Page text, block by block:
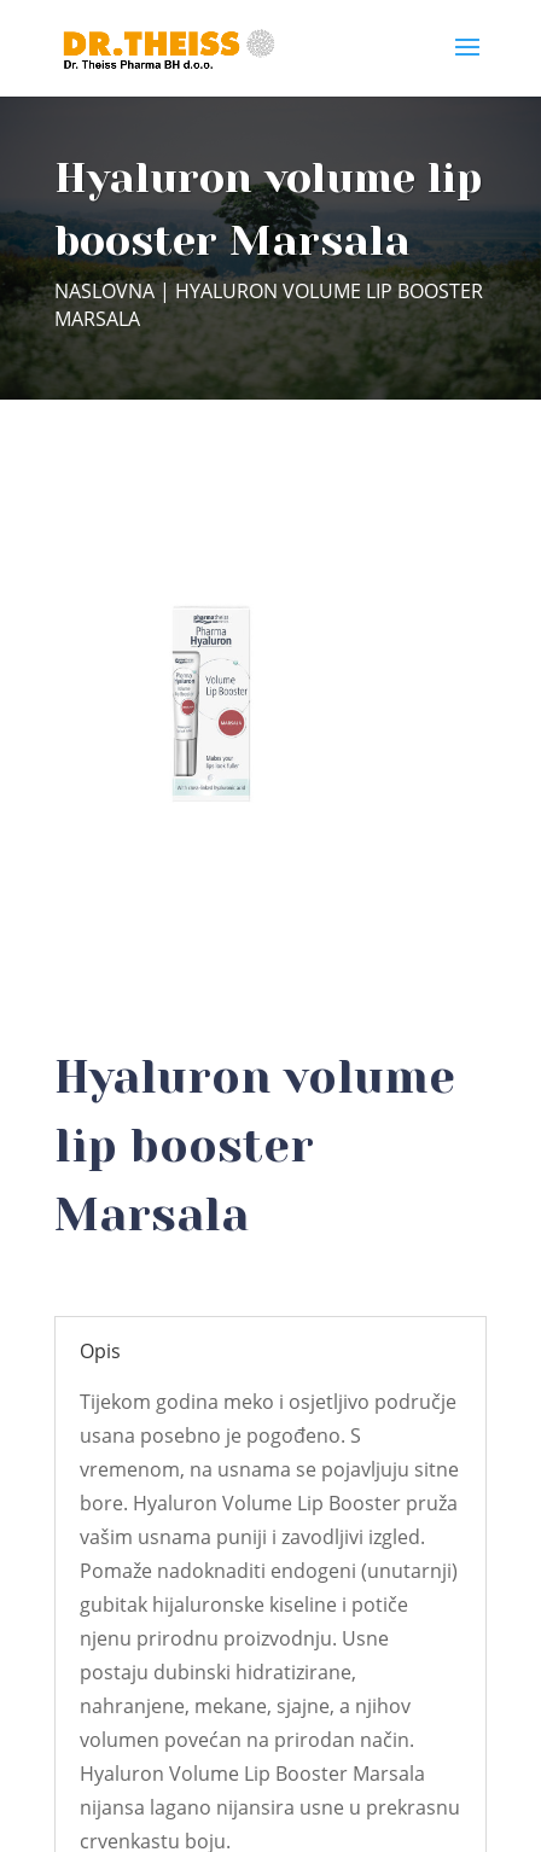
Hyaluron volume lip
booster Marsala
NASLOVNA| HYALURON VOLUME LIP BOOSTER
MARSALA
Hyaluron volume
lip booster
Marsala
Opis
Tijekom godina meko i osjetljivo područje
usana posebno je pogođeno. S
vremenom, na usnama se pojavljuju sitne
bore. Hyaluron Volume Lip Booster pruža
vašim usnama puniji i zavodljivi izgled.
Pomaže nadoknaditi endogeni (unutarnji)
gubitak hijaluronske kiseline i potiče
njenu prirodnu proizvodnju. Usne
postaju dubinski hidratizirane,
nahranjene, mekane, sjajne, a njihov
volumen povećan na prirodan način.
Hyaluron Volume Lip Booster Marsala
nijansa lagano nijansira usne u prekrasnu
crvenkastu boju.